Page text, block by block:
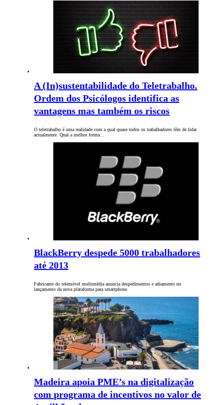
A (In)sustentabilidade do Teletrabalho.
Ordem dos Psicólogos identifica as
vantagens mas também os riscos
O teletrabalho é uma realidade com a qual quase todos os trabalhadores têm de lidar
actualmente. Qual a melhor forma…
BlackBerry despede 5000 trabalhadores
até 2013
Fabricante do telemóvel multimédia anuncia despedimentos e adiamento no
lançamento da nova plataforma para smartphone.
Madeira apoia PME’s na digitalização
com programa de incentivos no valor de